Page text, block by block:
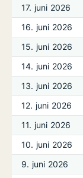
17. juni 2026
16. juni 2026
15. juni 2026
14. juni 2026
13. juni 2026
12. juni 2026
11. juni 2026
10. juni 2026
9. juni 2026